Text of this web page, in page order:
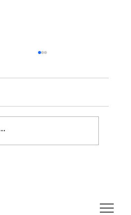
上のスクリプトをローカル
ト実行するときに、少し時間が経
まずくことを備忘として記載しま
にある通り、環境変数で設定し